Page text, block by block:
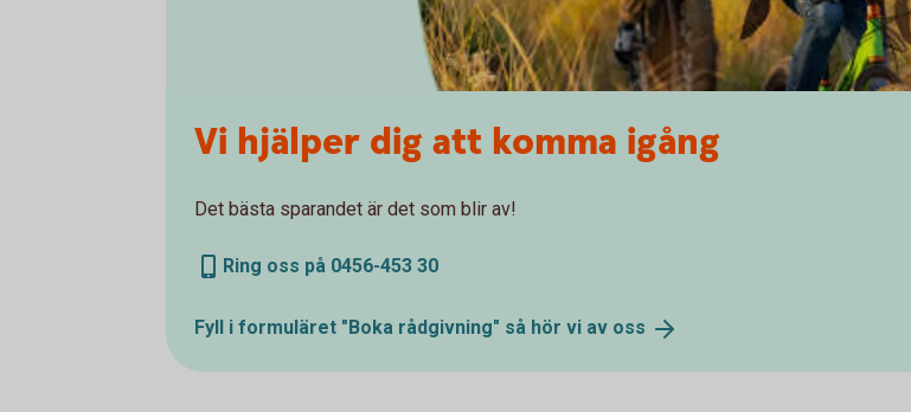
Vi hjälper dig att komma igång
Det bästa sparandet är det som blir av!
Ring oss på 0456-453 30
Fyll i formuläret "Boka rådgivning" så hör vi av oss